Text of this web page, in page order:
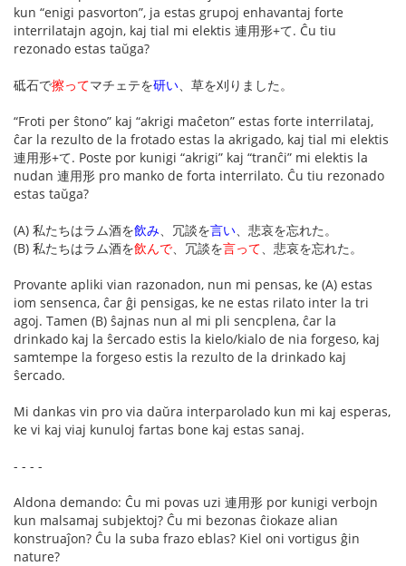
kun “enigi pasvorton”, ja estas grupoj enhavantaj forte
interrilatajn agojn, kaj tial mi elektis 連用形+て. Ĉu tiu
rezonado estas taŭga?
砥石で擦ってマチェテを研い、草を刈りました。
“Froti per ŝtono” kaj “akrigi maĉeton” estas forte interrilataj,
ĉar la rezulto de la frotado estas la akrigado, kaj tial mi elektis
連用形+て. Poste por kunigi “akrigi” kaj “tranĉi” mi elektis la
nudan 連用形 pro manko de forta interrilato. Ĉu tiu rezonado
estas taŭga?
(A) 私たちはラム酒を飲み、冗談を言い、悲哀を忘れた。
(B) 私たちはラム酒を飲んで、冗談を言って、悲哀を忘れた。
Provante apliki vian razonadon, nun mi pensas, ke (A) estas
iom sensenca, ĉar ĝi pensigas, ke ne estas rilato inter la tri
agoj. Tamen (B) ŝajnas nun al mi pli sencplena, ĉar la
drinkado kaj la ŝercado estis la kielo/kialo de nia forgeso, kaj
samtempe la forgeso estis la rezulto de la drinkado kaj
ŝercado.
Mi dankas vin pro via daŭra interparolado kun mi kaj esperas,
ke vi kaj viaj kunuloj fartas bone kaj estas sanaj.
- - - -
Aldona demando: Ĉu mi povas uzi 連用形 por kunigi verbojn
kun malsamaj subjektoj? Ĉu mi bezonas ĉiokaze alian
konstruaĵon? Ĉu la suba frazo eblas? Kiel oni vortigus ĝin
nature?